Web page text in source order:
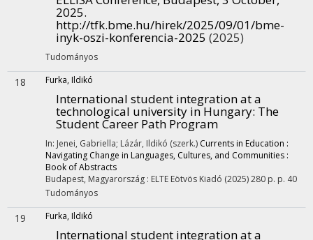
2025.
http://tfk.bme.hu/hirek/2025/09/01/bme-
inyk-oszi-konferencia-2025 (2025)
Tudományos
18 Furka, Ildikó
International student integration at a
technological university in Hungary: The
Student Career Path Program
In: Jenei, Gabriella; Lázár, Ildikó (szerk.) Currents in Education :
Navigating Change in Languages, Cultures, and Communities :
Book of Abstracts
Budapest, Magyarország : ELTE Eötvös Kiadó (2025)280 p. p. 40
Tudományos
19 Furka, Ildikó
International student integration at a